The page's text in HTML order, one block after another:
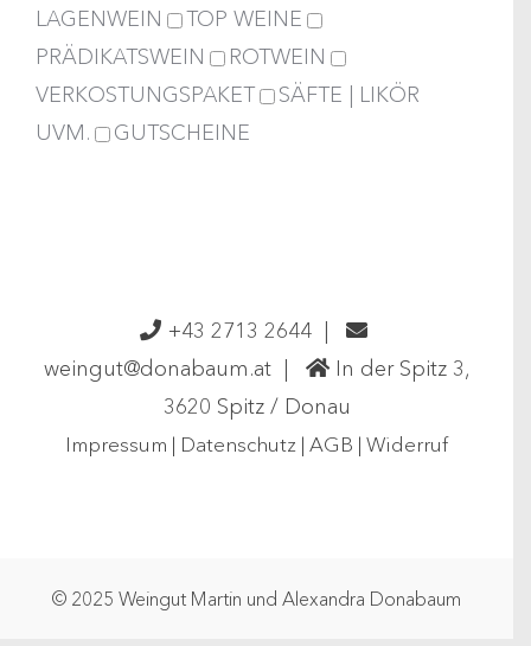
LAGENWEIN
TOP WEINE
PRÄDIKATSWEIN
ROTWEIN
VERKOSTUNGSPAKET
SÄFTE | LIKÖR
UVM.
GUTSCHEINE
+43 2713 2644
weingut@donabaum.at
In der Spitz 3,
3620 Spitz / Donau
Impressum | Datenschutz | AGB | Widerruf
© 2025 Weingut Martin und Alexandra Donabaum